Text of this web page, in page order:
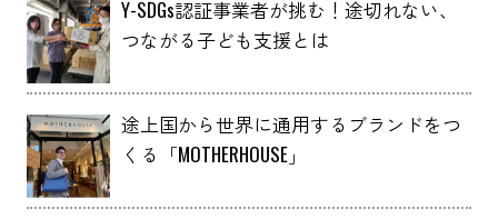
Y-SDGs認証事業者が挑む！途切れない、
つながる子ども支援とは
途上国から世界に通用するブランドをつ
くる「MOTHERHOUSE」